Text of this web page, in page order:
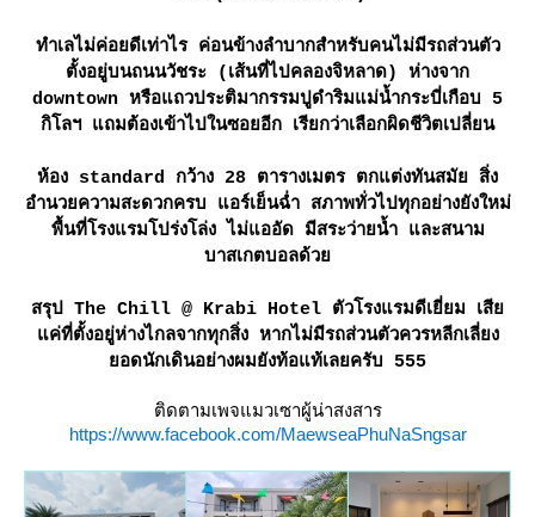
ทำเลไม่ค่อยดีเท่าไร ค่อนข้างลำบากสำหรับคนไม่มีรถส่วนตัว
ตั้งอยู่บนถนนวัชระ (เส้นที่ไปคลองจิหลาด) ห่างจาก
downtown หรือแถวประติมากรรมปูดำริมแม่น้ำกระบี่เกือบ 5
กิโลฯ แถมต้องเข้าไปในซอยอีก เรียกว่าเลือกผิดชีวิตเปลี่ยน
ห้อง standard กว้าง 28 ตารางเมตร ตกแต่งทันสมัย สิ่ง
อำนวยความสะดวกครบ แอร์เย็นฉ่ำ สภาพทั่วไปทุกอย่างยังใหม่
พื้นที่โรงแรมโปร่งโล่ง ไม่แออัด มีสระว่ายน้ำ และสนาม
บาสเกตบอลด้ว
สรุป The Chill @ Krabi Hotel ตัวโรงแรมดีเยี่ยม เสี
ค่ที่ตั้งอยู่ห่างไกลจากทุกสิ่ง หากไม่มีรถส่วนตัวควรหลีกเลี่ยง
อดนักเดินอย่างผมยังท้อแท้เลยครับ 555
ติดตามเพจแมวเซาผู้น่าสงสาร
https://www.facebook.com/MaewseaPhuNaSngsar